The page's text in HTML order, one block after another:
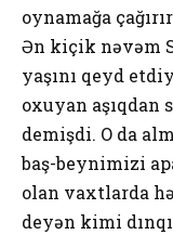
oynamağa
Ən kiçik nəvəm
yaşını qeyd
oxuyan aşıqdan
demişdi. O da
baş-beynimizi
olan vaxtlarda
deyən kimi